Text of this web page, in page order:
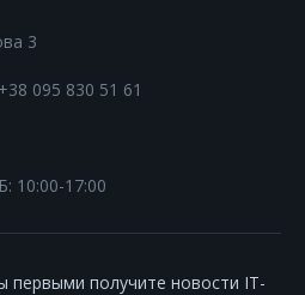
3
+38 095 830 51 61
10:00-17:00
первыми получите новости IT-